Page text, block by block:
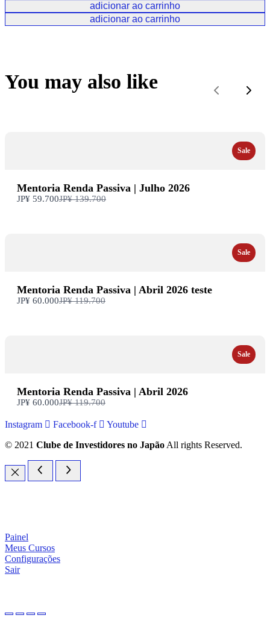
adicionar ao carrinho
adicionar ao carrinho
You may also like
Anterior
Sale
Mentoria Renda Passiva | Julho 2026
JP¥ 59.700Compare
JP¥ 139.700
Sale
Mentoria Renda Passiva | Abril 2026 teste
JP¥ 60.000Compare
JP¥ 119.700
Sale
Mentoria Renda Passiva | Abril 2026
JP¥ 60.000Compare
JP¥ 119.700
Instagram Facebook-f
Youtube
© 2021 Clube de Investidores no Japão All rights Reserved.
Painel
Meus Cursos
Configurações
Sair